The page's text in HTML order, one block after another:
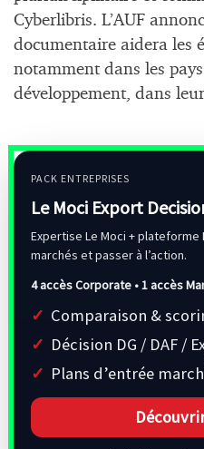
Cyberlibris. L’AUF
documentaire aidera les
notamment dans les
développement, dans
PACK ENTREPRISES
Le Moci Export
Expertise Le Moci +
marchés et passer à l’action.
4 accès Corporate • 1 accès
Comparaison &
Décision DG / DAF /
Plans d’entrée